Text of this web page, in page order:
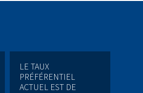
LE TAUX
PRÉFÉRENTIEL
ACTUEL EST DE